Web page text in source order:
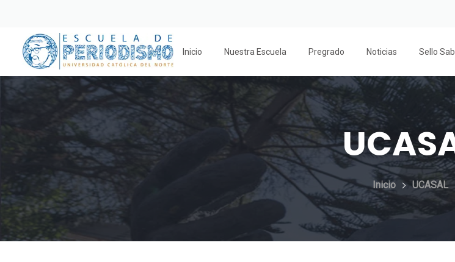
Inicio Nuestra Escuela Pregrado Noticias Sello
Inicio UCASAL